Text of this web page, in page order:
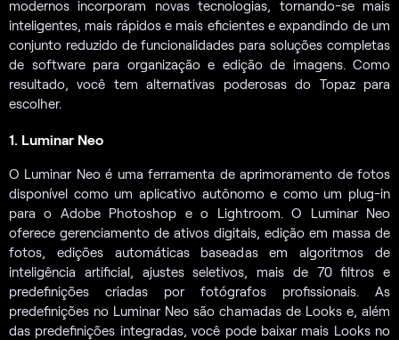
modernos incorporam novas tecnologias, tornando-se mais
inteligentes, mais rápidos e mais eficientes e expandindo de um
conjunto reduzido de funcionalidades para soluções completas
de software para organização e edição de imagens. Como
resultado, você tem alternativas poderosas do Topaz para
escolher.
1. Luminar Neo
O Luminar Neo é uma ferramenta de aprimoramento de fotos
disponível como um aplicativo autônomo e como um plug-in
para o Adobe Photoshop e o Lightroom. O Luminar Neo
oferece gerenciamento de ativos digitais, edição em massa de
fotos, edições automáticas baseadas em algoritmos de
inteligência artificial, ajustes seletivos, mais de 70 filtros e
predefinições criadas por fotógrafos profissionais. As
predefinições no Luminar Neo são chamadas de Looks e, além
das predefinições integradas, você pode baixar mais Looks no